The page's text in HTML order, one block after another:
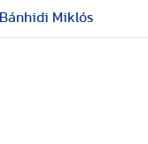
Bánhidi Miklós